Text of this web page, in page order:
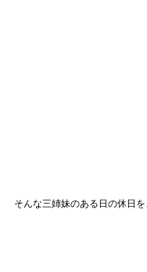
そんな三姉妹のある日の休日